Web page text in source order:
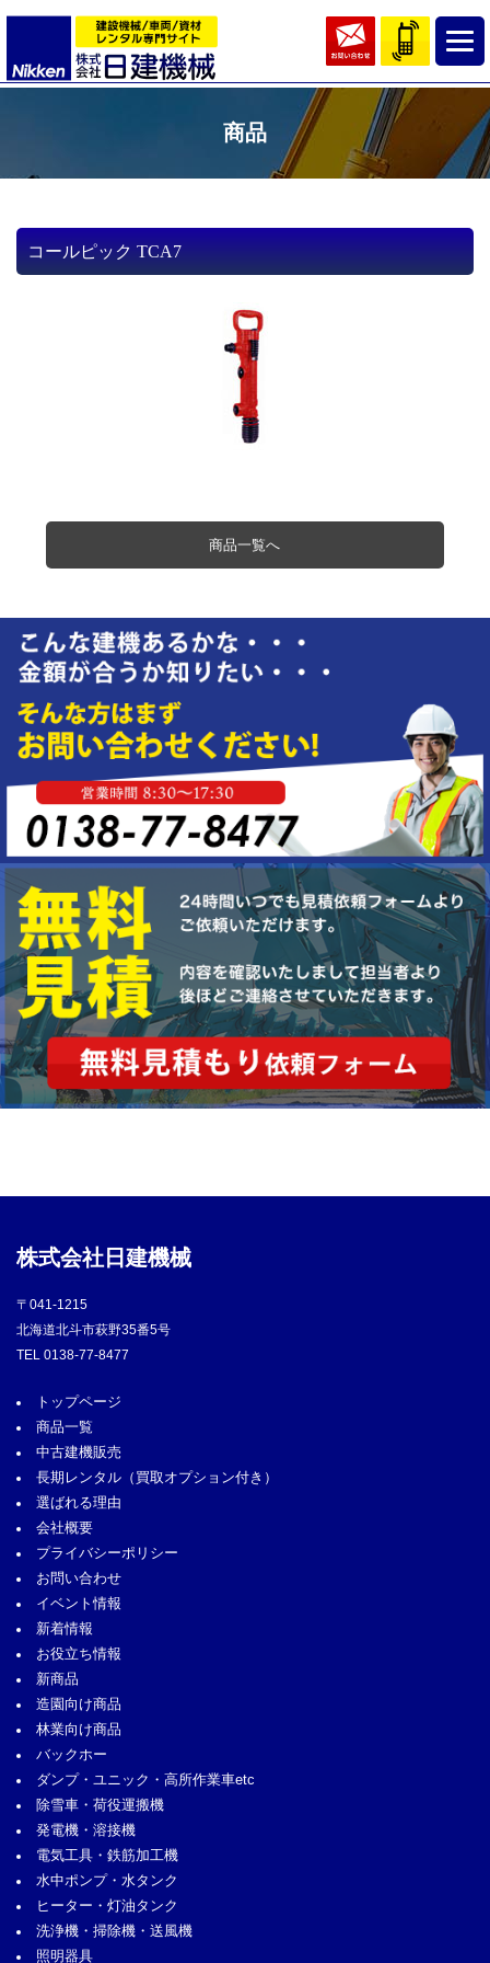
商品
コールピック TCA7
商品一覧へ
株式会社日建機械
〒041-1215
北海道北斗市萩野35番5号
TEL 0138-77-8477
トップページ
商品一覧
中古建機販売
長期レンタル（買取オプション付き）
選ばれる理由
会社概要
プライバシーポリシー
お問い合わせ
イベント情報
新着情報
お役立ち情報
新商品
造園向け商品
林業向け商品
バックホー
ダンプ・ユニック・高所作業車etc
除雪車・荷役運搬機
発電機・溶接機
電気工具・鉄筋加工機
水中ポンプ・水タンク
ヒーター・灯油タンク
洗浄機・掃除機・送風機
照明器具